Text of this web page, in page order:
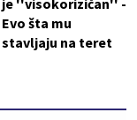
je ''visokorizičan'' -
Evo šta mu
stavljaju na teret